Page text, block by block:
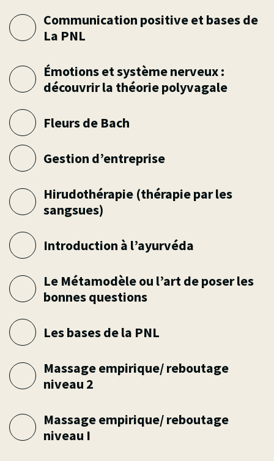
¦ 2026
Communication positive et bases de
La PNL
Émotions et système nerveux :
découvrir la théorie polyvagale
Fleurs de Bach
Gestion d’entreprise
Hirudothérapie (thérapie par les
sangsues)
Introduction à l’ayurvéda
Le Métamodèle ou l’art de poser les
bonnes questions
Les bases de la PNL
Massage empirique/ reboutage
niveau 2
Massage empirique/ reboutage
niveau I